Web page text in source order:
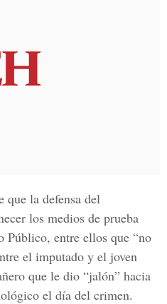
que la defensa del
los medios de prueba
entre ellos que “no
el imputado y el joven
que le dio “jalón” hacia
el día del crimen.